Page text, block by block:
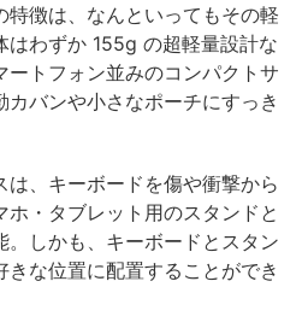
特徴は、なんといってもその軽
はわずか 155g の超軽量設計な
ートフォン並みのコンパクトサ
バンや小さなポーチにすっき
は、キーボードを傷や衝撃から
・タブレット用のスタンドと
。しかも、キーボードとスタン
きな位置に配置することができ